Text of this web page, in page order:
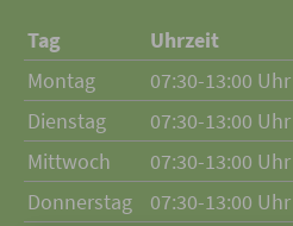
Tag
Uhrzeit
Montag
07:30-13:00 Uhr
Dienstag
07:30-13:00 Uhr
Mittwoch
07:30-13:00 Uhr
Donnerstag
07:30-13:00 Uhr